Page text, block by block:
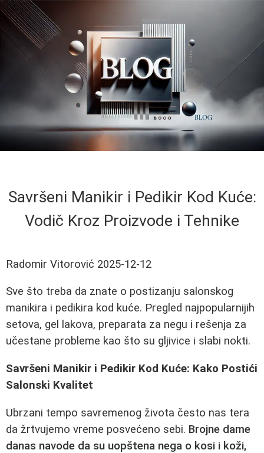
Savršeni Manikir i Pedikir Kod Kuće:
Vodič Kroz Proizvode i Tehnike
Radomir Vitorović 2025-12-12
Sve što treba da znate o postizanju salonskog
manikira i pedikira kod kuće. Pregled najpopularnijih
setova, gel lakova, preparata za negu i rešenja za
učestane probleme kao što su gljivice i slabi nokti.
Savršeni Manikir i Pedikir Kod Kuće: Kako Postići
Salonski Kvalitet
Ubrzani tempo savremenog života često nas tera
da žrtvujemo vreme posvećeno sebi. Brojne dame
danas navode da su uopštena nega o kosi i koži,